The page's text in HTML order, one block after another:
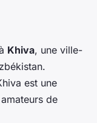
Khiva, une ville-
est une
de